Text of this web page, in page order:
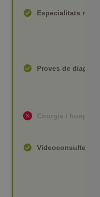
Especialitats
Proves de
Cirurgia i
Videoconsultes i